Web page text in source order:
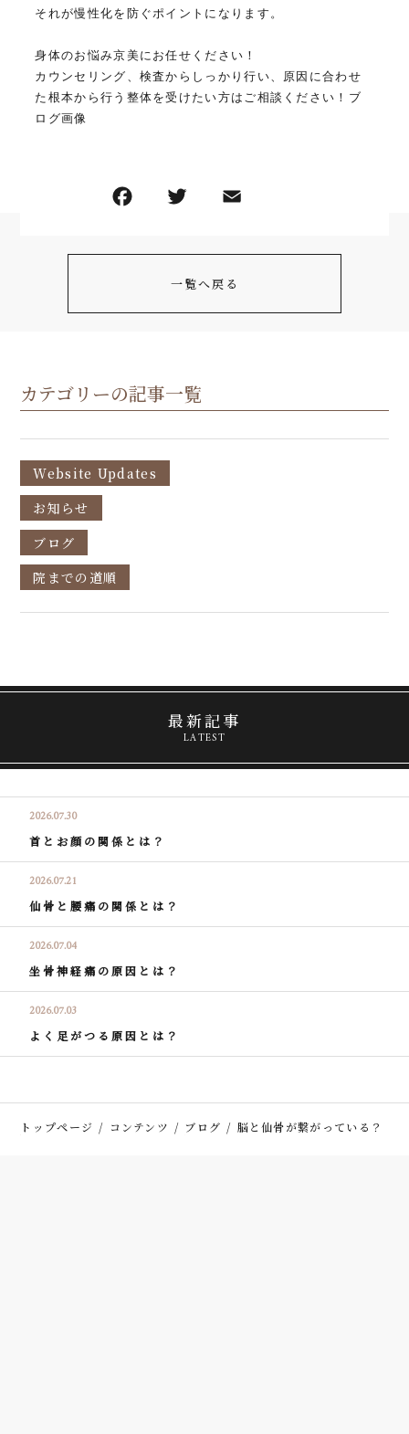
それが慢性化を防ぐポイントになります。
身体のお悩み京美にお任せください！
カウンセリング、検査からしっかり行い、原因に合わせ
た根本から行う整体を受けたい方はご相談ください！ブ
ログ画像
一覧へ戻る
カテゴリーの記事一覧
Website Updates
お知らせ
ブログ
院までの道順
最新記事
LATEST
2026.07.30
首とお顔の関係とは？
2026.07.21
仙骨と腰痛の関係とは？
2026.07.04
坐骨神経痛の原因とは？
2026.07.03
よく足がつる原因とは？
トップページ コンテンツ ブログ 脳と仙骨が繋がっている？